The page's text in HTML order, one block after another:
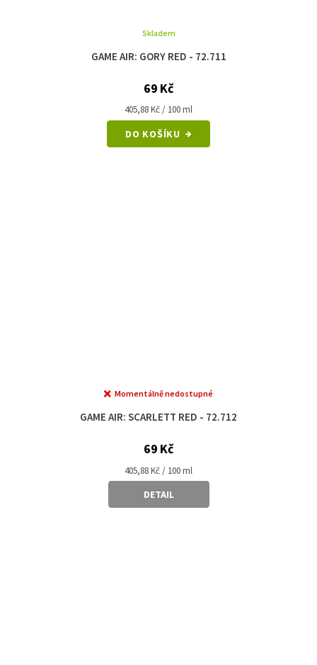
GAME AIR: GORY RED - 72.711
Skladem
69 Kč
Měrná
cena:
405,88 Kč / 100 ml
DO KOŠÍKU
GAME AIR: SCARLETT RED - 72.712
Momentálně nedostupné
69 Kč
Měrná
cena:
405,88 Kč / 100 ml
DETAIL